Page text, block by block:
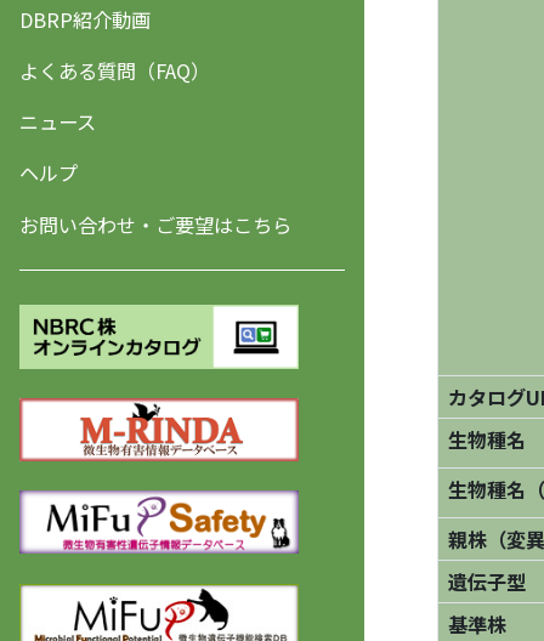
DBRP紹介動画
よくある質問（FAQ）
ニュース
ヘルプ
お問い合わせ・ご要望はこちら
カタログ
生物種名
生物種名
親株（変
遺伝子型
基準株